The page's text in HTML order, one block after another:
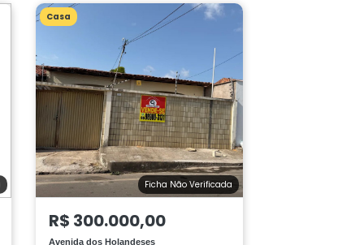
Casa
Ficha Não Verificada
R$ 300.000,00
Avenida dos Holandeses